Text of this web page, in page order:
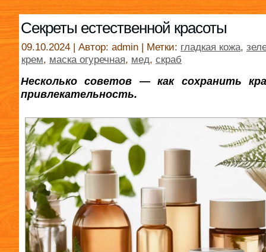
Секреты естественной красоты
09.10.2024 | Автор: admin | Метки: гладкая кожа,
крем, маска огуречная, мед, скраб
Несколько советов — как сохранить
привлекательность.